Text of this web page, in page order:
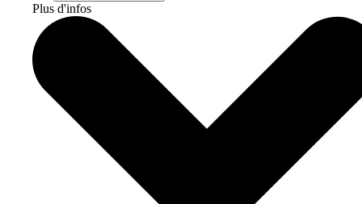
Plus d'infos